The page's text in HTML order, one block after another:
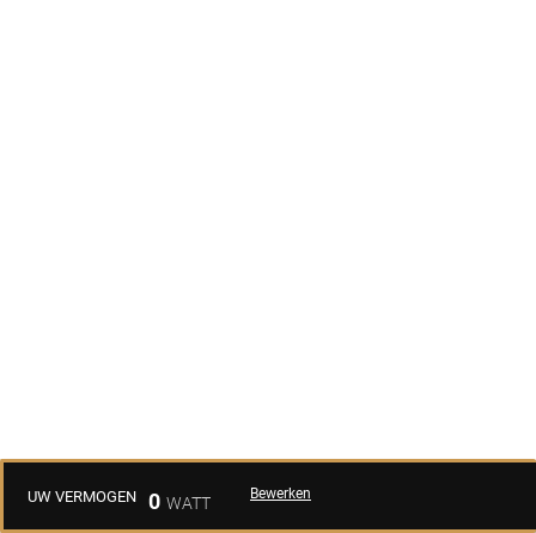
UW VERMOGEN 0 Bewerken